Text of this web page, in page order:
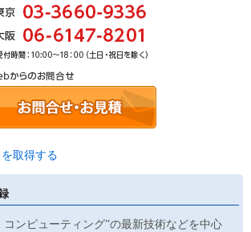
取得する
コンピューティング”の最新技術などを中心